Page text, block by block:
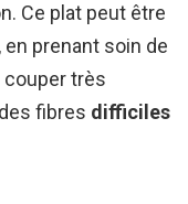
Ce plat peut être
prenant soin de
très
fibres difficiles